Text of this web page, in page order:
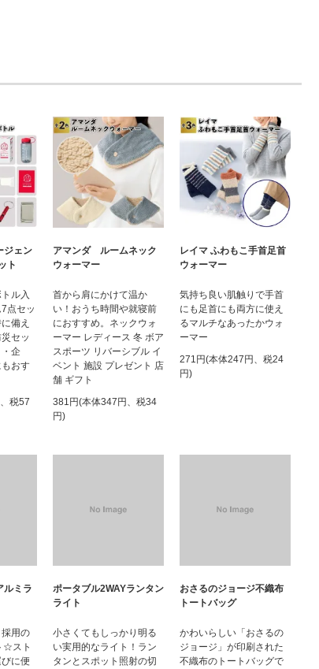
ジェン
ト
ル入
点セッ
備え
セッ
・企
おす
税57
アマンダ ルームネック
ウォーマー
首から肩にかけて温か
い！おうち時間や就寝前
におすすめ。ネックウォ
ーマー レディース 冬 ボア
スポーツ リバーシブル イ
ベント 施設 プレゼント 店
舗 ギフト
381円(本体347円、税34
円)
レイマ ふわもこ手首足首
ウォーマー
気持ち良い肌触りで手首
にも足首にも両方に使え
るマルチなあったかウォ
ーマー
271円(本体247円、税24
円)
ルミラ
用の
☆スト
に便
ポータブル2WAYランタン
ライト
小さくてもしっかり明る
い実用的なライト！ラン
タンとスポット照射の切
おさるのジョージ不織布
トートバッグ
かわいらしい「おさるの
ジョージ」が印刷された
不織布のトートバッグで